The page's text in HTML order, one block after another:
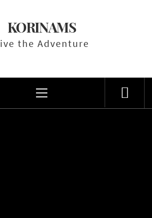
KORINAMS
the Adventure
Menu